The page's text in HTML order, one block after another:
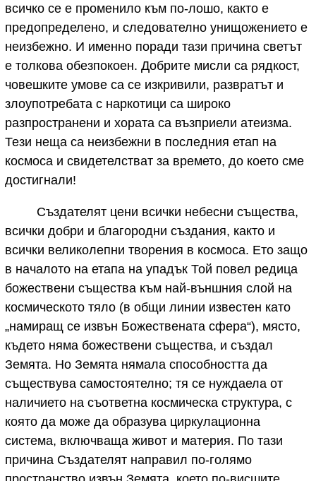
всичко се е променило към по-лошо, както е
предопределено, и следователно унищожението е
неизбежно. И именно поради тази причина светът
е толкова обезпокоен. Добрите мисли са рядкост,
човешките умове са се изкривили, развратът и
злоупотребата с наркотици са широко
разпространени и хората са възприели атеизма.
Тези неща са неизбежни в последния етап на
космоса и свидетелстват за времето, до което сме
достигнали!
Създателят цени всички небесни същества,
всички добри и благородни създания, както и
всички великолепни творения в космоса. Ето защо
в началото на етапа на упадък Той повел редица
божествени същества към най-външния слой на
космическото тяло (в общи линии известен като
„намиращ се извън Божествената сфера“), място,
където няма божествени същества, и създал
Земята. Но Земята нямала способността да
съществува самостоятелно; тя се нуждаела от
наличието на съответна космическа структура, с
която да може да образува циркулационна
система, включваща живот и материя. По тази
причина Създателят направил по-голямо